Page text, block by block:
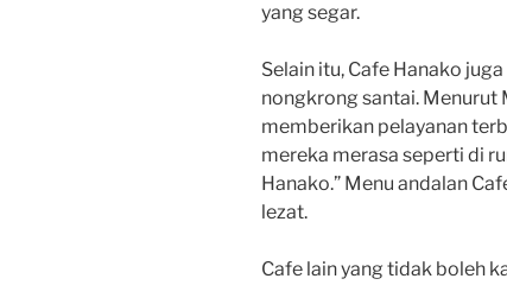
yang segar.
Selain itu, Cafe Hanako
nongkrong santai. Menurut
memberikan pelayanan
mereka merasa seperti di
Hanako.” Menu andalan
lezat.
Cafe lain yang tidak boleh